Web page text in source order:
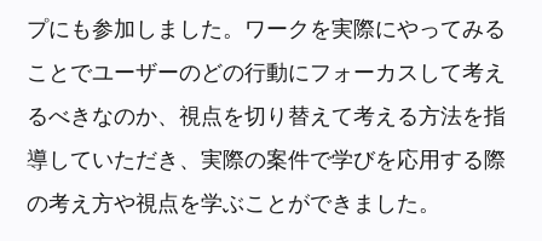
プにも参加しました。ワークを実際にやってみる
ことでユーザーのどの行動にフォーカスして考え
るべきなのか、視点を切り替えて考える方法を指
導していただき、実際の案件で学びを応用する際
の考え方や視点を学ぶことができました。